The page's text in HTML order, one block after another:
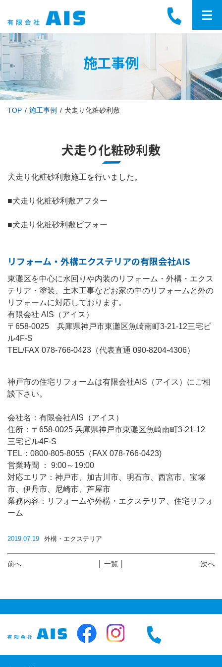
施工事例
TOP 施工事例 犬走り化粧砂利敷
犬走り化粧砂利敷
犬走り化粧砂利敷施工を行いました。
■犬走り化粧砂利敷アフター
■犬走り化粧砂利敷ビフォー
リフォーム・外構エクステリアの有限会社AIS
東灘区を中心に水回りや内装のリフォーム・外構・エクス
テリア・塗装、土木工事などお家の中のリフォームと外の
リフォームに対応しております。
有限会社 AIS（アイス）
〒658-0025 兵庫県神戸市東灘区魚崎南町3-21-12三宅ビ
ル4F-S
TEL/FAX 078-766-0423（代表直通 090-8204-4306）
神戸市の住宅リフォームは有限会社AIS（アイス）にご相
談下さい。
会社名：有限会社AIS（アイス）
住所：〒658-0025 兵庫県神戸市東灘区魚崎南町3-21-12
三宅ビル4F-S
TEL：0800-805-8055（FAX 078-766-0423)
営業時間 ： 9:00～19:00
対応エリア：神戸市、加古川市、明石市、西宮市、宝塚
市、伊丹市、尼崎市、芦屋市
業務内容：リフォームや外構・エクステリア、住宅リフォ
ーム
2019.07.19 外構・エクステリア
前へ 次へ
│ 一覧 │